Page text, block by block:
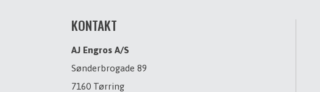
KONTAKT
AJ Engros A/S
Sønderbrogade 89
7160 Tørring